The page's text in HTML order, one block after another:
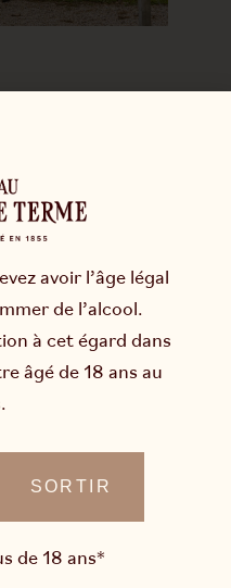
pour la santé.
des actualités du
avoir l’âge légal
de l’alcool.
à cet égard dans
âgé de 18 ans au
SORTIR
de 18 ans*